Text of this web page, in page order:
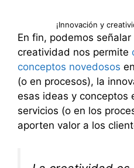
¡Innovación y
En fin, podemos
creatividad nos permite
conceptos novedosos
(o en procesos), la
esas ideas y conceptos
servicios (o en los
aporten valor a los